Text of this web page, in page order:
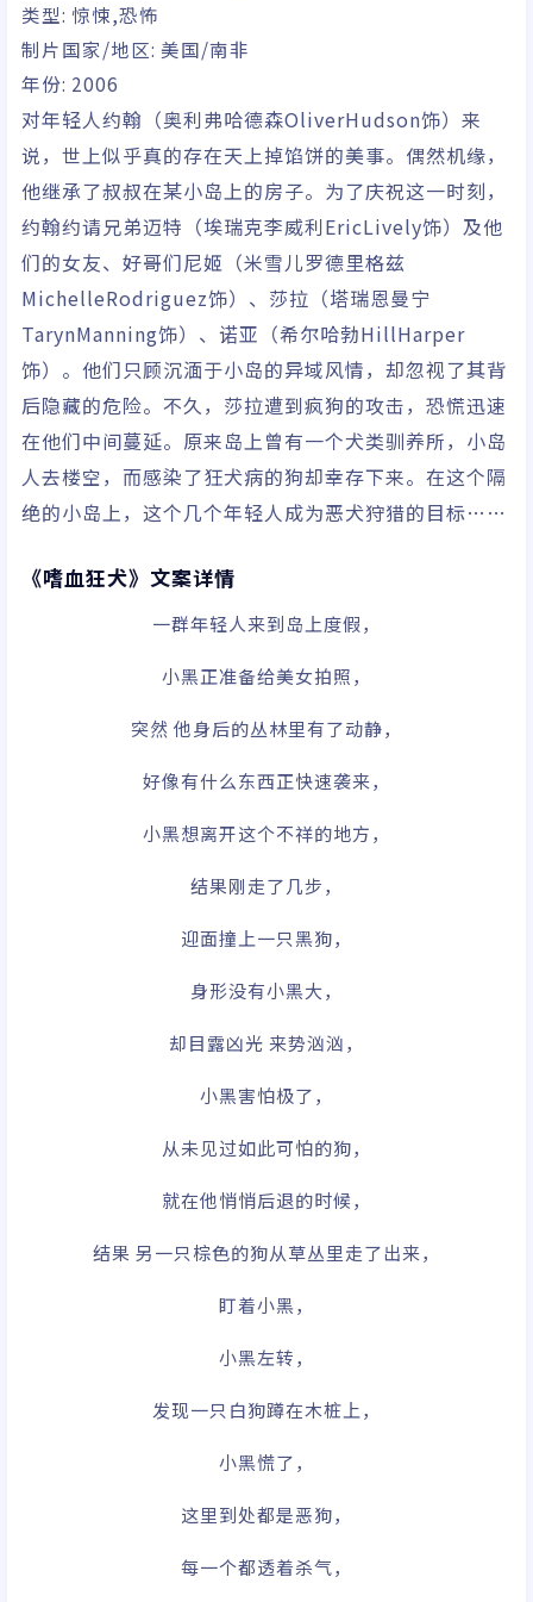
类型: 惊悚,恐怖
制片国家/地区: 美国/南非
年份: 2006
对年轻人约翰（奥利弗哈德森OliverHudson饰）来
说，世上似乎真的存在天上掉馅饼的美事。偶然机缘，
他继承了叔叔在某小岛上的房子。为了庆祝这一时刻，
约翰约请兄弟迈特（埃瑞克李威利EricLively饰）及他
们的女友、好哥们尼姬（米雪儿罗德里格兹
MichelleRodriguez饰）、莎拉（塔瑞恩曼宁
TarynManning饰）、诺亚（希尔哈勃HillHarper
饰）。他们只顾沉湎于小岛的异域风情，却忽视了其背
后隐藏的危险。不久，莎拉遭到疯狗的攻击，恐慌迅速
在他们中间蔓延。原来岛上曾有一个犬类驯养所，小岛
人去楼空，而感染了狂犬病的狗却幸存下来。在这个隔
绝的小岛上，这个几个年轻人成为恶犬狩猎的目标……
《嗜血狂犬》文案详情
一群年轻人来到岛上度假，
小黑正准备给美女拍照，
突然 他身后的丛林里有了动静，
好像有什么东西正快速袭来，
小黑想离开这个不祥的地方，
结果刚走了几步，
迎面撞上一只黑狗，
身形没有小黑大，
却目露凶光 来势汹汹，
小黑害怕极了，
从未见过如此可怕的狗，
就在他悄悄后退的时候，
结果 另一只棕色的狗从草丛里走了出来，
盯着小黑，
小黑左转，
发现一只白狗蹲在木桩上，
小黑慌了，
这里到处都是恶狗，
每一个都透着杀气，